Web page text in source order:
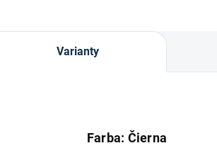
Varianty
Farba: Čierna